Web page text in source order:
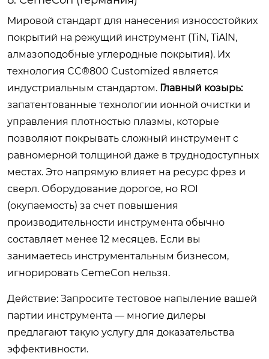
Мировой стандарт для нанесения износостойких
покрытий на режущий инструмент (TiN, TiAlN,
алмазоподобные углеродные покрытия). Их
технология CC®800 Customized является
индустриальным стандартом. Главный козырь:
запатентованные технологии ионной очистки и
управления плотностью плазмы, которые
позволяют покрывать сложный инструмент с
равномерной толщиной даже в труднодоступных
местах. Это напрямую влияет на ресурс фрез и
сверл. Оборудование дорогое, но ROI
(окупаемость) за счет повышения
производительности инструмента обычно
составляет менее 12 месяцев. Если вы
занимаетесь инструментальным бизнесом,
игнорировать CemeCon нельзя.
Действие: Запросите тестовое напыление вашей
партии инструмента — многие дилеры
предлагают такую услугу для доказательства
эффективности.